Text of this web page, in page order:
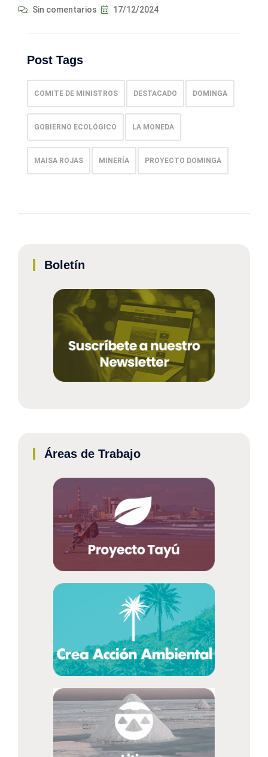
Sin comentarios 17/12/2024
Post Tags
COMITE DE MINISTROS DESTACADO DOMINGA
GOBIERNO ECOLÓGICO LA MONEDA
MAISA ROJAS MINERÍA PROYECTO DOMINGA
Boletín
Áreas de Trabajo